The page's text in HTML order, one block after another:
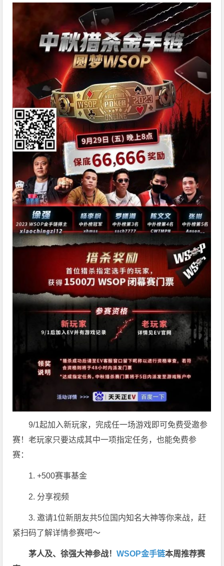
9/1起加入新玩家，完成任一场游戏即可免费受邀参
赛！老玩家只要达成其中一项指定任务，也能免费参
赛：
1. +500赛事基金
2. 分享视频
3. 邀请1位新朋友共5位国内知名大神等你来战，赶
紧扫码了解详情参赛吧～
茅人及、徐强大神参战！WSOP金手链本周推荐赛